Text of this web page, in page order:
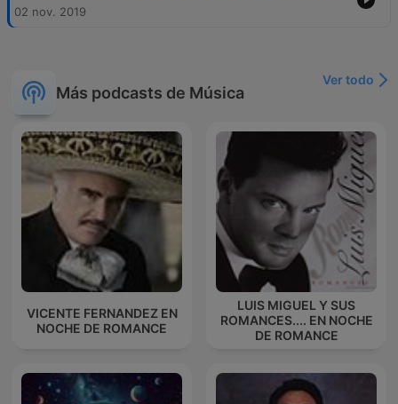
02 nov. 2019
Más podcasts de Música
Ver todo
VICENTE FERNANDEZ EN
NOCHE DE ROMANCE
LUIS MIGUEL Y SUS
ROMANCES.... EN NOCHE
DE ROMANCE